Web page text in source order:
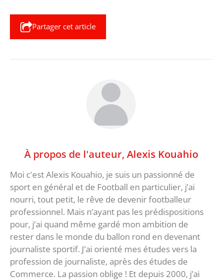
Partager cet article
À propos de l'auteur, Alexis Kouahio
Moi c'est Alexis Kouahio, je suis un passionné de
sport en général et de Football en particulier, j’ai
nourri, tout petit, le rêve de devenir footballeur
professionnel. Mais n’ayant pas les prédispositions
pour, j’ai quand même gardé mon ambition de
rester dans le monde du ballon rond en devenant
journaliste sportif. J’ai orienté mes études vers la
profession de journaliste, après des études de
Commerce. La passion oblige ! Et depuis 2000, j’ai